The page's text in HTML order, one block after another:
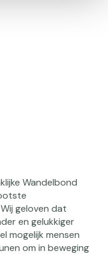
Wandelbond
geloven dat
en gelukkiger
mogelijk mensen
om in beweging